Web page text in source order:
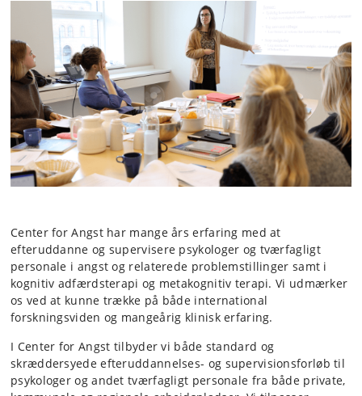
Center for Angst har mange års erfaring med at
efteruddanne og supervisere psykologer og tværfagligt
personale i angst og relaterede problemstillinger samt i
kognitiv adfærdsterapi og metakognitiv terapi. Vi udmærker
os ved at kunne trække på både international
forskningsviden og mangeårig klinisk erfaring.
I Center for Angst tilbyder vi både standard og
skræddersyede efteruddannelses- og supervisionsforløb til
psykologer og andet tværfagligt personale fra både private,